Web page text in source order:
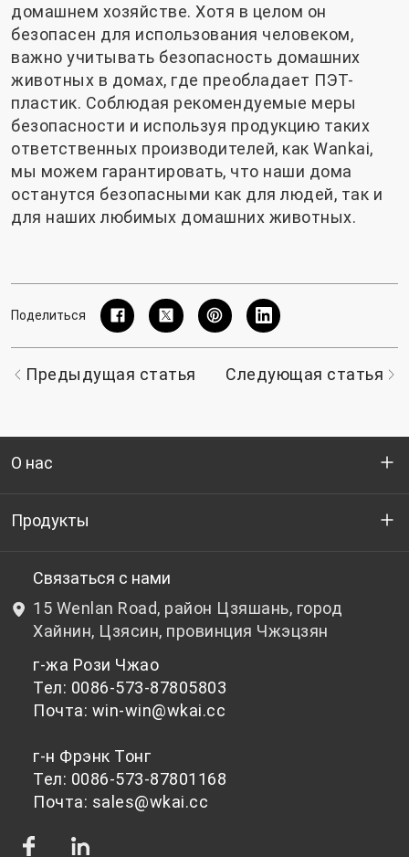
домашнем хозяйстве. Хотя в целом он
безопасен для использования человеком,
важно учитывать безопасность домашних
животных в домах, где преобладает ПЭТ-
пластик. Соблюдая рекомендуемые меры
безопасности и используя продукцию таких
ответственных производителей, как Wankai,
мы можем гарантировать, что наши дома
останутся безопасными как для людей, так и
для наших любимых домашних животных.
Поделиться
Предыдущая статья Следующая статья
О нас
Кто мы
НИОКР
Новости и события
политика конфиденциальности
Продукты
Бутылочный ПЭТ-гранулят
Небутылочный ПЭТ-гранулят
Связаться с нами
15 Wenlan Road, район Цзяшань, город
Хайнин, Цзясин, провинция Чжэцзян
г-жа Рози Чжао
Тел: 0086-573-87805803
Почта: win-win@wkai.cc
г-н Фрэнк Тонг
Тел: 0086-573-87801168
Почта: sales@wkai.cc